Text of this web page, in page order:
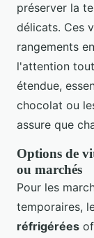
préserver la
délicats. Ces
rangements
l'attention
étendue,
chocolat ou
assure que
Options de
ou marchés
Pour les
temporaires,
réfrigérées